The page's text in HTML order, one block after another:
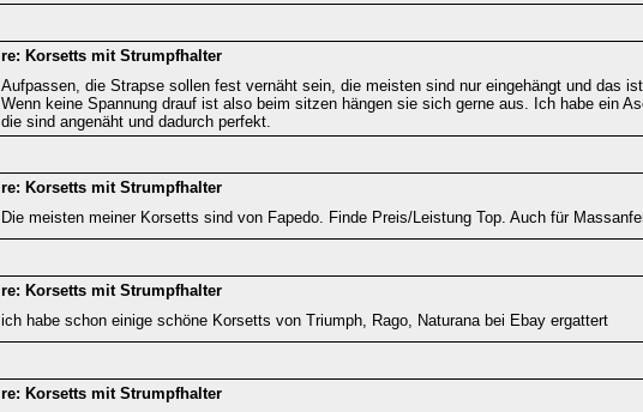
re: Korsetts mit Strumpfhalter
Aufpassen, die Strapse sollen fest vernäht sein, die meisten sind nur eingehängt und das
Wenn keine Spannung drauf ist also beim sitzen hängen sie sich gerne aus. Ich habe ein
die sind angenäht und dadurch perfekt.
re: Korsetts mit Strumpfhalter
Die meisten meiner Korsetts sind von Fapedo. Finde Preis/Leistung Top. Auch für
re: Korsetts mit Strumpfhalter
ich habe schon einige schöne Korsetts von Triumph, Rago, Naturana bei Ebay ergattert
re: Korsetts mit Strumpfhalter